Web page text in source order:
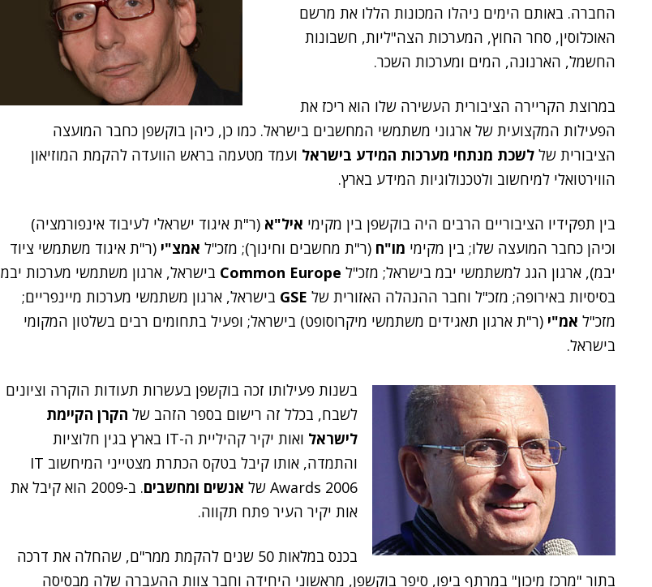
החברה. באותם הימים ניהלו המכונות הללו את מרשם
האוכלוסין, סחר החוץ, המערכות הצה"ליות, חשבונות
החשמל, הארנונה, המים ומערכות השכר.
במרוצת הקריירה הציבורית העשירה שלו הוא ריכז את
הפעילות המקצועית של ארגוני משתמשי המחשבים בישראל. כמו כן, כיהן בוקשפן כחבר המועצה
הציבורית של לשכת מנתחי מערכות המידע בישראל ועמד מטעמה בראש הוועדה להקמת המוזיאון
הווירטואלי למיחשוב ולטכנולוגיות המידע בארץ.
בין תפקידיו הציבוריים הרבים היה בוקשפן בין מקימי איל"א (ר"ת איגוד ישראלי לעיבוד אינפורמציה)
וכיהן כחבר המועצה שלו; בין מקימי מו"ח (ר"ת מחשבים וחינוך); מזכ"ל אמצ"י (ר"ת איגוד משתמשי ציוד
יבמ), ארגון הגג למשתמשי יבמ בישראל; מזכ"ל Common Europe בישראל, ארגון משתמשי מערכות יבמ
בסיסיות באירופה; מזכ"ל וחבר ההנהלה האזורית של GSE בישראל, ארגון משתמשי מערכות מיינפריים;
מזכ"ל אמ"י (ר"ת ארגון תאגידים משתמשי מיקרוסופט) בישראל; ופעיל בתחומים רבים בשלטון המקומי
בישראל.
בשנות פעילותו זכה בוקשפן בעשרות תעודות הוקרה וציונים
לשבח, בכלל זה רישום בספר הזהב של הקרן הקיימת
לישראל
ואות יקיר קהיליית ה-IT בארץ בגין חלוציות
והתמדה, אותו קיבל בטקס הכתרת מצטייני המיחשוב IT
Awards 2006 של
אנשים ומחשבים
. ב-2009 הוא קיבל את
אות יקיר העיר פתח תקווה.
בכנס במלאות 50 שנים להקמת ממר"ם, שהחלה את דרכה
בתור "מרכז מיכון" במרתף ביפו, סיפר בוקשפן, מראשוני היחידה וחבר צוות ההעברה שלה מבסיסה